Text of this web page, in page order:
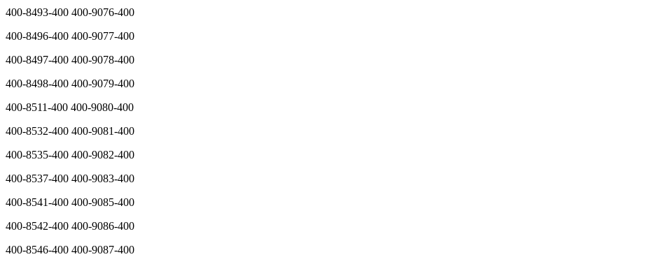
400-8493-400 400-9076-400
400-8496-400 400-9077-400
400-8497-400 400-9078-400
400-8498-400 400-9079-400
400-8511-400 400-9080-400
400-8532-400 400-9081-400
400-8535-400 400-9082-400
400-8537-400 400-9083-400
400-8541-400 400-9085-400
400-8542-400 400-9086-400
400-8546-400 400-9087-400